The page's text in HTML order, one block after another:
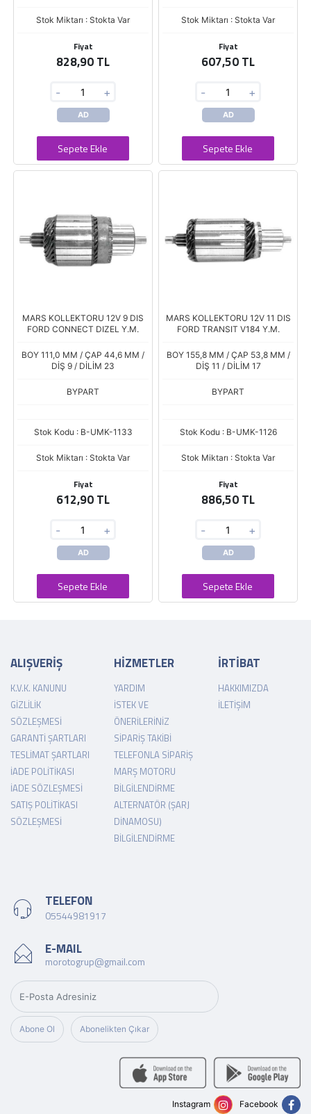
Stok Miktarı : Stokta Var
Fiyat
828,90 TL
- +
AD
Sepete Ekle
Stok Miktarı : Stokta Var
Fiyat
607,50 TL
- +
AD
Sepete Ekle
MARS KOLLEKTORU 12V 9 DIS
FORD CONNECT DIZEL Y.M.
BOY 111,0 MM / ÇAP 44,6 MM /
DİŞ 9 / DİLİM 23
BYPART
Stok Kodu : B-UMK-1133
Stok Miktarı : Stokta Var
Fiyat
612,90 TL
- +
AD
Sepete Ekle
MARS KOLLEKTORU 12V 11 DIS
FORD TRANSIT V184 Y.M.
BOY 155,8 MM / ÇAP 53,8 MM /
DİŞ 11 / DİLİM 17
BYPART
Stok Kodu : B-UMK-1126
Stok Miktarı : Stokta Var
Fiyat
886,50 TL
- +
AD
Sepete Ekle
ALIŞVERİŞ
K.V.K. KANUNU
GIZLILIK
SÖZLEŞMESI
GARANTI ŞARTLARI
TESLIMAT ŞARTLARI
İADE POLITIKASI
İADE SÖZLEŞMESI
SATIŞ POLITIKASI
SÖZLEŞMESI
HİZMETLER
YARDIM
İSTEK VE
ÖNERILERINIZ
SIPARIŞ TAKIBI
TELEFONLA SIPARIŞ
MARŞ MOTORU
BILGILENDIRME
ALTERNATÖR (ŞARJ
DINAMOSU)
BILGILENDIRME
İRTİBAT
HAKKIMIZDA
İLETIŞIM
TELEFON
05544981917
E-MAIL
morotogrup@gmail.com
Abone Ol Abonelikten Çıkar
Facebook
Instagram